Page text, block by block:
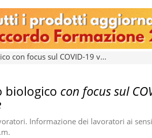
con focus sul COVID-19 v...
biologico con focus sul
Informazione dei lavoratori ai